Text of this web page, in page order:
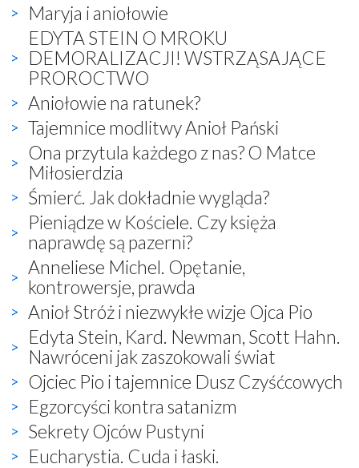
Maryja i aniołowie
EDYTA STEIN O MROKU
DEMORALIZACJI! WSTRZĄSAJĄCE
PROROCTWO
Aniołowie na ratunek?
Tajemnice modlitwy Anioł Pański
Ona przytula każdego z nas? O Matce
Miłosierdzia
Śmierć. Jak dokładnie wygląda?
Pieniądze w Kościele. Czy księża
naprawdę są pazerni?
Anneliese Michel. Opętanie,
kontrowersje, prawda
Anioł Stróż i niezwykłe wizje Ojca Pio
Edyta Stein, Kard. Newman, Scott Hahn.
Nawróceni jak zaszokowali świat
Ojciec Pio i tajemnice Dusz Czyśćcowych
Egzorcyści kontra satanizm
Sekrety Ojców Pustyni
Eucharystia. Cuda i łaski.